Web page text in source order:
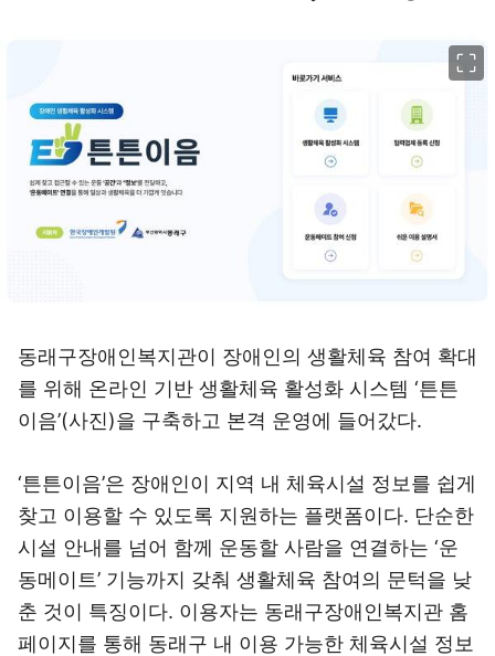
동래구장애인복지관이 장애인의 생활체육 참여 확대
를 위해 온라인 기반 생활체육 활성화 시스템 ‘튼튼
이음’(사진)을 구축하고 본격 운영에 들어갔다.
‘튼튼이음’은 장애인이 지역 내 체육시설 정보를 쉽게
찾고 이용할 수 있도록 지원하는 플랫폼이다. 단순한
시설 안내를 넘어 함께 운동할 사람을 연결하는 ‘운
동메이트’ 기능까지 갖춰 생활체육 참여의 문턱을 낮
춘 것이 특징이다. 이용자는 동래구장애인복지관 홈
페이지를 통해 동래구 내 이용 가능한 체육시설 정보